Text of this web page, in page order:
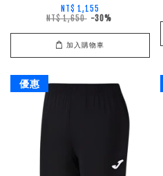
NT$ 1,155
NT$ 1,650 -30%
加入購物車
優惠